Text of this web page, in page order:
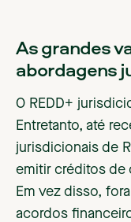
As grandes
abordagens
O REDD+
Entretanto, até
jurisdicionais de
emitir créditos de
Em vez disso,
acordos